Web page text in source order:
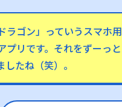
ラゴン」っていうスマホ用
プリです。それをずーっと
したね（笑）。